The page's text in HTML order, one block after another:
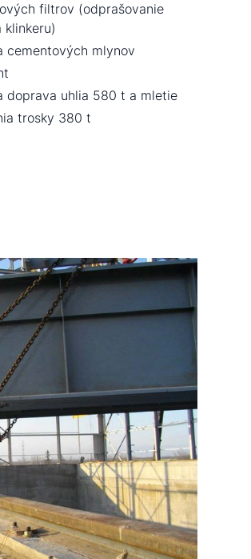
filtrov (odprašovanie
klinkeru)
cementových mlynov
doprava uhlia 580 t a mletie
trosky 380 t